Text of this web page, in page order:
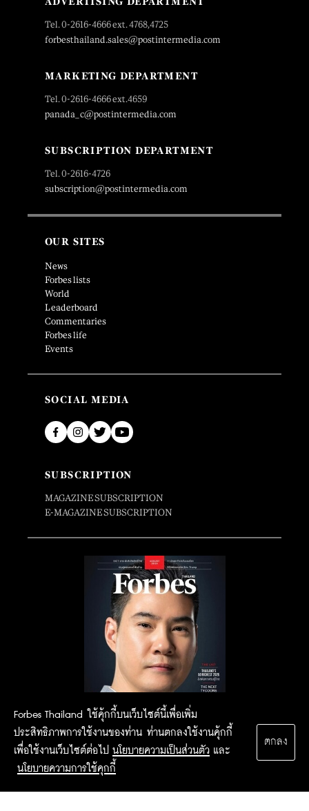
Forbes Thailand ใช้คุ้กกี้บนเว็บไซต์นี้เพื่อเพิ่ม
ประสิทธิภาพการใช้งานของท่าน ท่านตกลงใช้งานคุ้กกี้
เพื่อใช้งานเว็บไซต์ต่อไป นโยบายความเป็นส่วนตัว และ
นโยบายความการใช้คุกกี้
ตกลง
Tel. 0-2616-4666 ext. 4768,4725
forbesthailand.sales@postintermedia.com
MARKETING DEPARTMENT
Tel. 0-2616-4666 ext.4659
panada_c@postintermedia.com
SUBSCRIPTION DEPARTMENT
Tel. 0-2616-4726
subscription@postintermedia.com
OUR SITES
News
Forbes lists
World
Leaderboard
Commentaries
Forbes life
Events
SOCIAL MEDIA
SUBSCRIPTION
MAGAZINE SUBSCRIPTION
E-MAGAZINE SUBSCRIPTION
2015 Forbesthailand.com ALL RIGHTS RESERVED